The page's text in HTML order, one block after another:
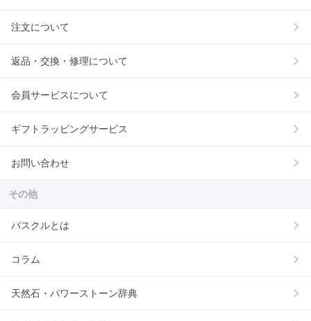
注文について
返品・交換・修理について
会員サービスについて
ギフトラッピングサービス
お問い合わせ
その他
パスクルとは
コラム
天然石・パワーストーン辞典